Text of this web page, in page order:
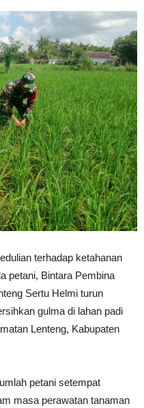
terhadap ketahanan
petani, Bintara Pembina
Sertu Helmi turun
gulma di lahan padi
Lenteng, Kabupaten
petani setempat
masa perawatan tanaman